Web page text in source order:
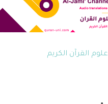
علوم القرآن الكريم